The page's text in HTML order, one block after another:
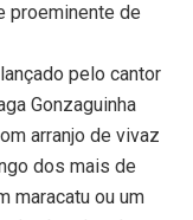
proeminente de
pelo cantor
Gonzaguinha
arranjo de vivaz
dos mais de
maracatu ou um